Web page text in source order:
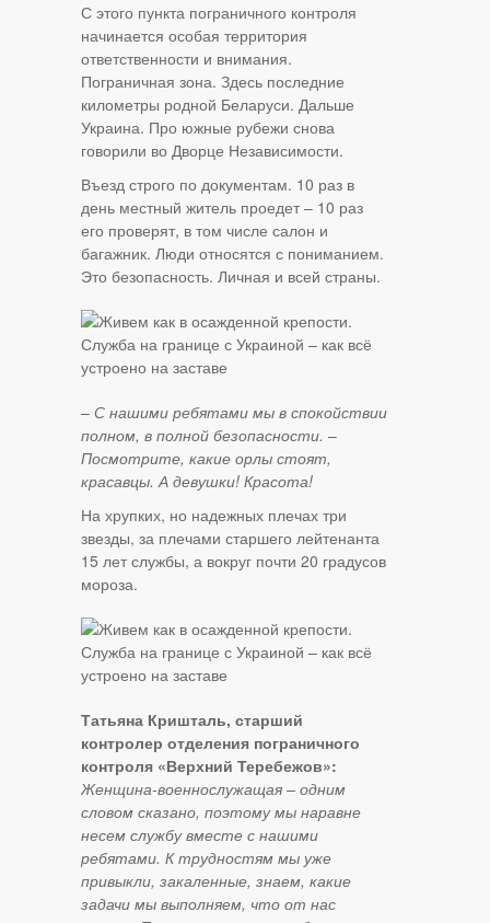
С этого пункта пограничного контроля
начинается особая территория
ответственности и внимания.
Пограничная зона. Здесь последние
километры родной Беларуси. Дальше
Украина. Про южные рубежи снова
говорили во Дворце Независимости.
Въезд строго по документам. 10 раз в
день местный житель проедет – 10 раз
его проверят, в том числе салон и
багажник. Люди относятся с пониманием.
Это безопасность. Личная и всей страны.
– С нашими ребятами мы в спокойствии
полном, в полной безопасности. –
Посмотрите, какие орлы стоят,
красавцы. А девушки! Красота!
На хрупких, но надежных плечах три
звезды, за плечами старшего лейтенанта
15 лет службы, а вокруг почти 20 градусов
мороза.
Татьяна Кришталь, старший
контролер отделения пограничного
контроля «Верхний Теребежов»:
Женщина-военнослужащая – одним
словом сказано, поэтому мы наравне
несем службу вместе с нашими
ребятами. К трудностям мы уже
привыкли, закаленные, знаем, какие
задачи мы выполняем, что от нас